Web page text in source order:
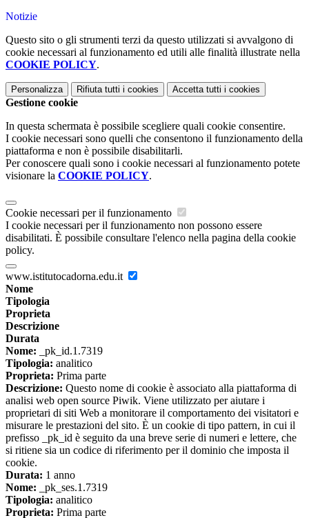
Notizie
Questo sito o gli strumenti terzi da questo utilizzati si avvalgono di
cookie necessari al funzionamento ed utili alle finalità illustrate nella
COOKIE POLICY.
Personalizza Rifiuta tutti i cookies Accetta tutti i cookies
Gestione cookie
In questa schermata è possibile scegliere quali cookie consentire.
I cookie necessari sono quelli che consentono il funzionamento della
piattaforma e non è possibile disabilitarli.
Per conoscere quali sono i cookie necessari al funzionamento potete
visionare la COOKIE POLICY.
Cookie necessari per il funzionamento
I cookie necessari per il funzionamento non possono essere
disabilitati. È possibile consultare l'elenco nella pagina della cookie
policy.
www.istitutocadorna.edu.it
Nome
Tipologia
Proprieta
Descrizione
Durata
Nome: _pk_id.1.7319
Tipologia: analitico
Proprieta: Prima parte
Descrizione: Questo nome di cookie è associato alla piattaforma di
analisi web open source Piwik. Viene utilizzato per aiutare i
proprietari di siti Web a monitorare il comportamento dei visitatori e
misurare le prestazioni del sito. È un cookie di tipo pattern, in cui il
prefisso _pk_id è seguito da una breve serie di numeri e lettere, che
si ritiene sia un codice di riferimento per il dominio che imposta il
cookie.
Durata: 1 anno
Nome: _pk_ses.1.7319
Tipologia: analitico
Proprieta: Prima parte